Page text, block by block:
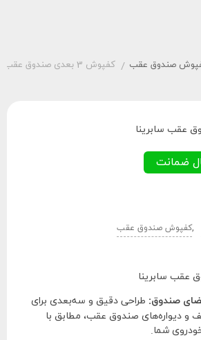
صندوق عقب / کفپوش 3 بعدی صندوق عقب سابرینا
,کفپوش صندوق عقب
صندوق: طراحی دقیق و سه‌بعدی برای
دیواره‌های صندوق عقب، مطابق با
شما.